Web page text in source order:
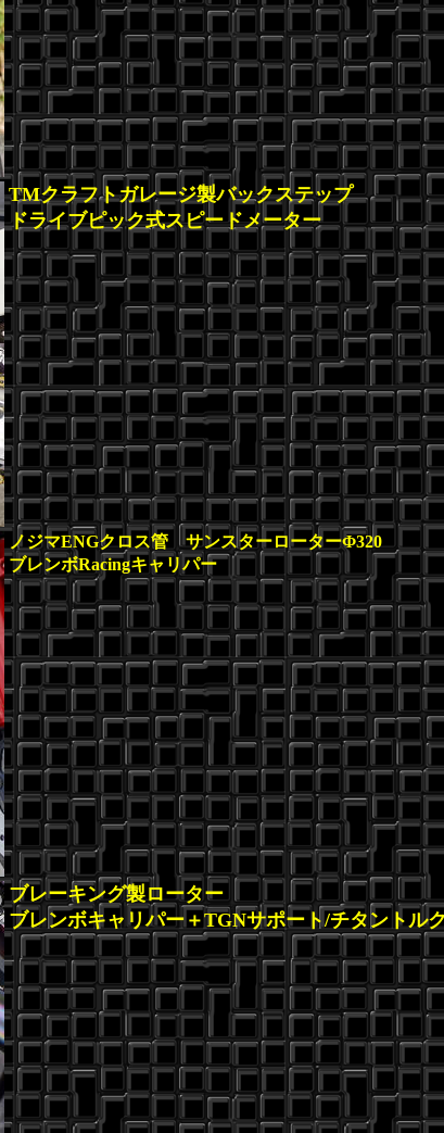
TMクラフトガレージ製バックステップ
ドライブピック式スピードメーター
ノジマENGクロス管 サンスターローターΦ320
ブレンボRacingキャリパー
ブレーキング製ローター
ブレンボキャリパー＋TGNサポート/チタントル